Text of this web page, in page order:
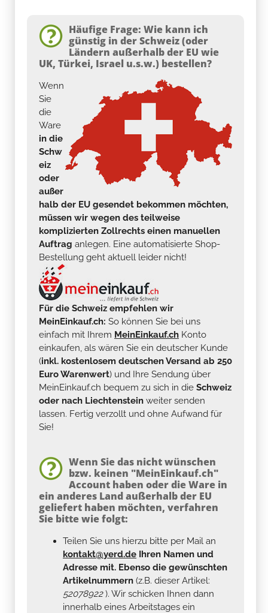
Häufige Frage: Wie kann ich
günstig in der Schweiz (oder
Ländern außerhalb der EU wie
UK, Türkei, Israel u.s.w.) bestellen?
Wenn
Sie
die
Ware
in die
Schw
eiz
oder
außer
halb der EU gesendet bekommen möchten,
müssen wir wegen des teilweise
komplizierten Zollrechts einen manuellen
Auftrag anlegen. Eine automatisierte Shop-
Bestellung geht aktuell leider nicht!
Für die Schweiz empfehlen wir
MeinEinkauf.ch: So können Sie bei uns
einfach mit Ihrem MeinEinkauf.ch Konto
einkaufen, als wären Sie ein deutscher Kunde
(inkl. kostenlosem deutschen Versand ab 250
Euro Warenwert) und Ihre Sendung über
MeinEinkauf.ch bequem zu sich in die Schweiz
oder nach Liechtenstein weiter senden
lassen. Fertig verzollt und ohne Aufwand für
Sie!
Wenn Sie das nicht wünschen
bzw. keinen "MeinEinkauf.ch"
Account haben oder die Ware in
ein anderes Land außerhalb der EU
geliefert haben möchten, verfahren
Sie bitte wie folgt:
Teilen Sie uns hierzu bitte per Mail an
kontakt@yerd.de Ihren Namen und
Adresse mit. Ebenso die gewünschten
Artikelnummern (z.B. dieser Artikel:
52078922). Wir schicken Ihnen dann
innerhalb eines Arbeitstages ein